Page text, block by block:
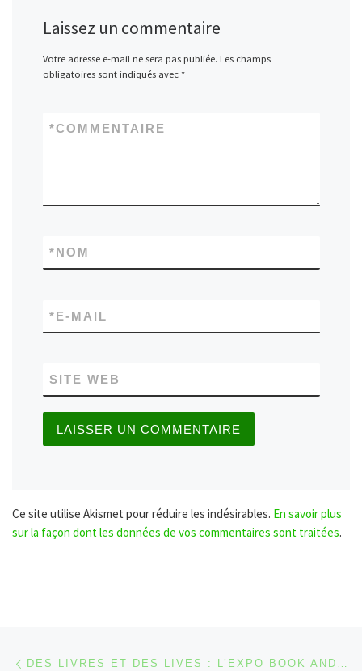
Laissez un commentaire
Votre adresse e-mail ne sera pas publiée. Les champs
obligatoires sont indiqués avec *
COMMENTAIRE
*
NOM
*
E-MAIL
*
SITE WEB
Ce site utilise Akismet pour réduire les indésirables. En savoir plus
sur la façon dont les données de vos commentaires sont traitées.
Parcourir les articles DES LIVRES ET DES LIVES : L’EXPO BOOK AND ROLL